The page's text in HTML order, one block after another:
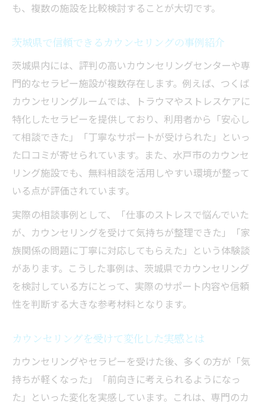
も、複数の施設を比較検討することが大切です。
茨城県で信頼できるカウンセリングの事例紹介
茨城県内には、評判の高いカウンセリングセンターや専
門的なセラピー施設が複数存在します。例えば、つくば
カウンセリングルームでは、トラウマやストレスケアに
特化したセラピーを提供しており、利用者から「安心し
て相談できた」「丁寧なサポートが受けられた」といっ
た口コミが寄せられています。また、水戸市のカウンセ
リング施設でも、無料相談を活用しやすい環境が整って
いる点が評価されています。
実際の相談事例として、「仕事のストレスで悩んでいた
が、カウンセリングを受けて気持ちが整理できた」「家
族関係の問題に丁寧に対応してもらえた」という体験談
があります。こうした事例は、茨城県でカウンセリング
を検討している方にとって、実際のサポート内容や信頼
性を判断する大きな参考材料となります。
カウンセリングを受けて変化した実感とは
カウンセリングやセラピーを受けた後、多くの方が「気
持ちが軽くなった」「前向きに考えられるようになっ
た」といった変化を実感しています。これは、専門のカ